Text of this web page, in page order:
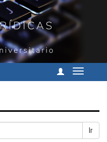
Cambiar
Ir